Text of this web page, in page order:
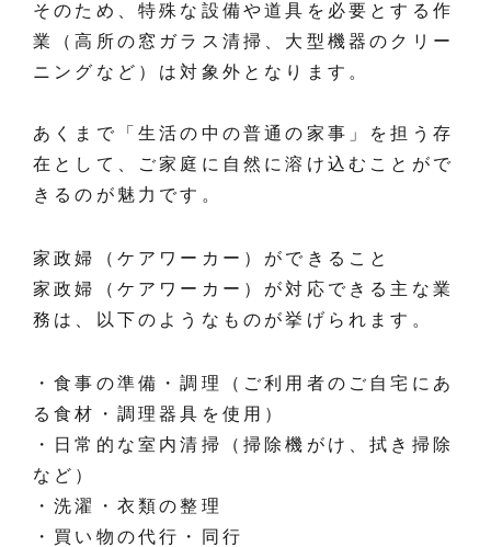
そのため、特殊な設備や道具を必要とする作
業（高所の窓ガラス清掃、大型機器のクリー
ニングなど）は対象外となります。
あくまで「生活の中の普通の家事」を担う存
在として、ご家庭に自然に溶け込むことがで
きるのが魅力です。
家政婦（ケアワーカー）ができること
家政婦（ケアワーカー）が対応できる主な業
務は、以下のようなものが挙げられます。
・食事の準備・調理（ご利用者のご自宅にあ
る食材・調理器具を使用）
・日常的な室内清掃（掃除機がけ、拭き掃除
など）
・洗濯・衣類の整理
・買い物の代行・同行